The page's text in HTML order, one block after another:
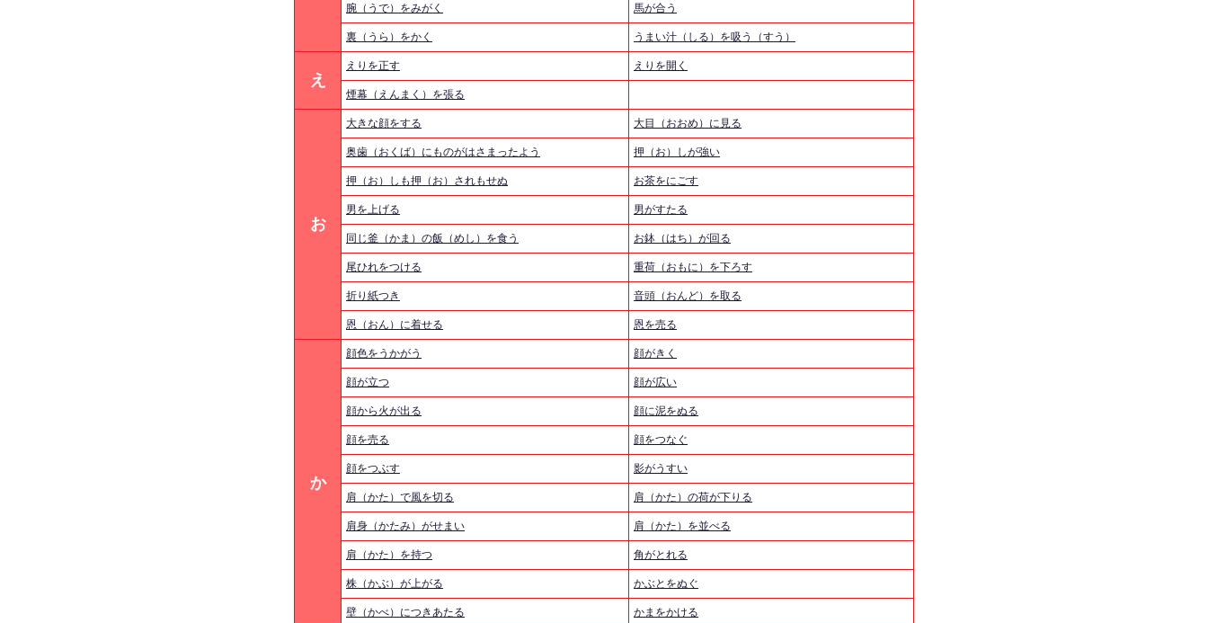
腕（うで）をみがく 馬が合う
裏（うら）をかく うまい汁（しる）を吸う（すう）
え
えりを正す えりを開く
煙幕（えんまく）を張る
お
大きな顔をする 大目（おおめ）に見る
奥歯（おくば）にものがはさまったよう 押（お）しが強い
押（お）しも押（お）されもせぬ お茶をにごす
男を上げる 男がすたる
同じ釜（かま）の飯（めし）を食う お鉢（はち）が回る
尾ひれをつける 重荷（おもに）を下ろす
折り紙つき 音頭（おんど）を取る
恩（おん）に着せる 恩を売る
か
顔色をうかがう 顔がきく
顔が立つ 顔が広い
顔から火が出る 顔に泥をぬる
顔を売る 顔をつなぐ
顔をつぶす 影がうすい
肩（かた）で風を切る 肩（かた）の荷が下りる
肩身（かたみ）がせまい 肩（かた）を並べる
肩（かた）を持つ 角がとれる
株（かぶ）が上がる かぶとをぬぐ
壁（かべ）につきあたる かまをかける